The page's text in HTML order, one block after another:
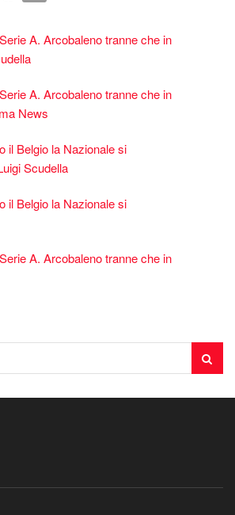
A. Arcobaleno tranne che in
A. Arcobaleno tranne che in
News
il Belgio la Nazionale si
Scudella
il Belgio la Nazionale si
A. Arcobaleno tranne che in